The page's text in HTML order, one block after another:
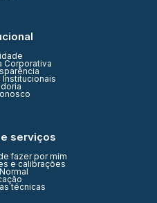
Corporativa
Institucionais
serviços
fazer por mim
e calibrações
técnicas